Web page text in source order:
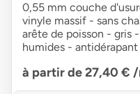
0,55 mm couche
vinyle massif - sans
arête de poisson - gris
humides -
à partir de 27,40 € /